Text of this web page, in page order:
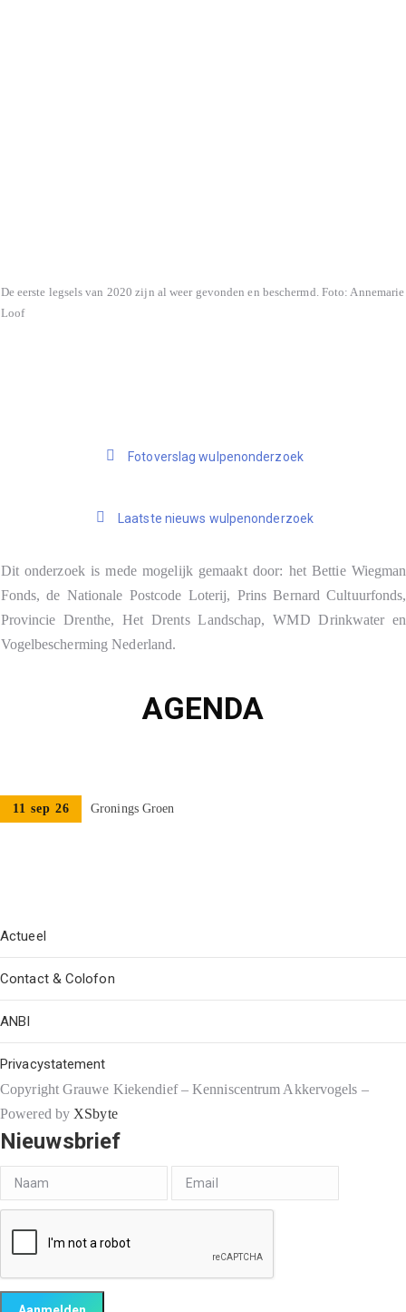
De eerste legsels van 2020 zijn al weer gevonden en beschermd. Foto: Annemarie
Loof
Fotoverslag wulpenonderzoek
Laatste nieuws wulpenonderzoek
Dit onderzoek is mede mogelijk gemaakt door: het Bettie Wiegman
Fonds, de Nationale Postcode Loterij, Prins Bernard Cultuurfonds,
Provincie Drenthe, Het Drents Landschap, WMD Drinkwater en
Vogelbescherming Nederland.
AGENDA
11 sep 26 Gronings Groen
Actueel
Contact & Colofon
ANBI
Privacystatement
Copyright Grauwe Kiekendief – Kenniscentrum Akkervogels –
Powered byXSbyte
Nieuwsbrief